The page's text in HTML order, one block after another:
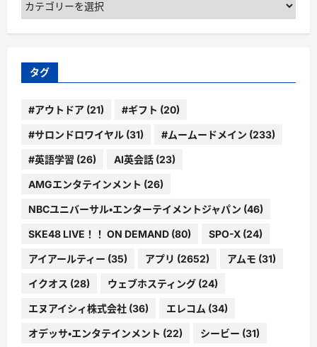
テ
ゴ
ー
タグ
#アウトドア (21) #ギフト (20)
#サロンドロワイヤル (31) #ムームードメイン (233)
#英語学習 (26) AI英会話 (23)
AMGエンタテインメント (26)
NBCユニバーサル・エンターテイメントジャパン (46)
SKE48 LIVE！！ ON DEMAND (80) SPO-X (24)
アイアールティー (35) アプリ (2652) アムモ (31)
イクオス (28) ウェブホスティング (24)
エヌアイシィ株式会社 (36) エレコム (34)
オデッサ・エンタテインメント (22) シービー (31)